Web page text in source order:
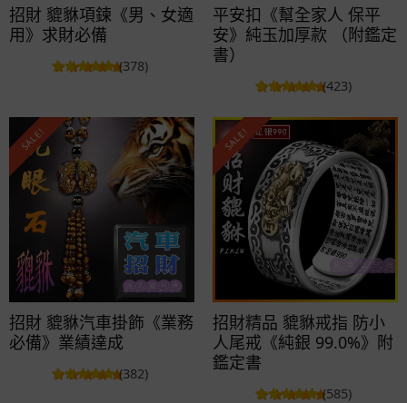
招財 貔貅項鍊《男、女適
用》求財必備
(378)
平安扣《幫全家人 保平
安》純玉加厚款 （附鑑定
書）
(423)
SALE!
招財 貔貅汽車掛飾《業務
必備》業績達成
(382)
SALE!
招財精品 貔貅戒指 防小
人尾戒《純銀 99.0%》附
鑑定書
(585)